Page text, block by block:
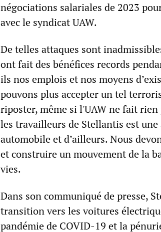
négociations salariales de 2023
avec le syndicat UAW.
De telles attaques sont
ont fait des bénéfices records
ils nos emplois et nos moyens
pouvons plus accepter un tel
riposter, même si l'UAW ne fait
les travailleurs de Stellantis est
automobile et d’ailleurs. Nous
et construire un mouvement de la
vies.
Dans son communiqué de presse,
transition vers les voitures
pandémie de COVID-19 et la